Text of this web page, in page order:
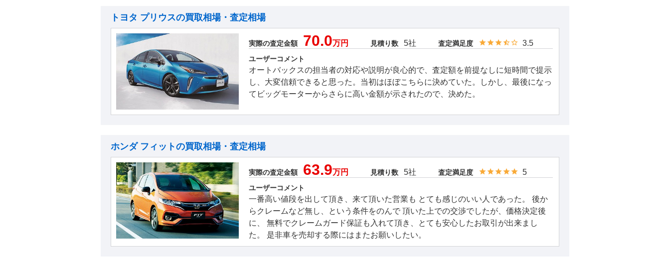
トヨタ プリウスの買取相場・査定相場
実際の査定金額 70.0万円 見積り数 5社 査定満足度 3.5
ユーザーコメント
オートバックスの担当者の対応や説明が良心的で、査定額を前提なしに短時間で提示
し、大変信頼できると思った。当初はほぼこちらに決めていた。しかし、最後になっ
てビッグモーターからさらに高い金額が示されたので、決めた。
ホンダ フィットの買取相場・査定相場
実際の査定金額 63.9万円 見積り数 5社 査定満足度 5
ユーザーコメント
一番高い値段を出して頂き、来て頂いた営業も とても感じのいい人であった。 後か
らクレームなど無し、という条件をのんで 頂いた上での交渉でしたが、価格決定後
に、 無料でクレームガード保証も入れて頂き、とても安心したお取引が出来まし
た。 是非車を売却する際にはまたお願いしたい。